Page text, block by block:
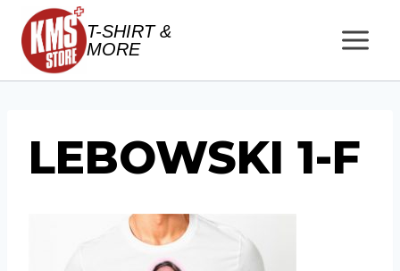
Salta
contenuto
T-SHIRT &
MORE
LEBOWSKI 1-F